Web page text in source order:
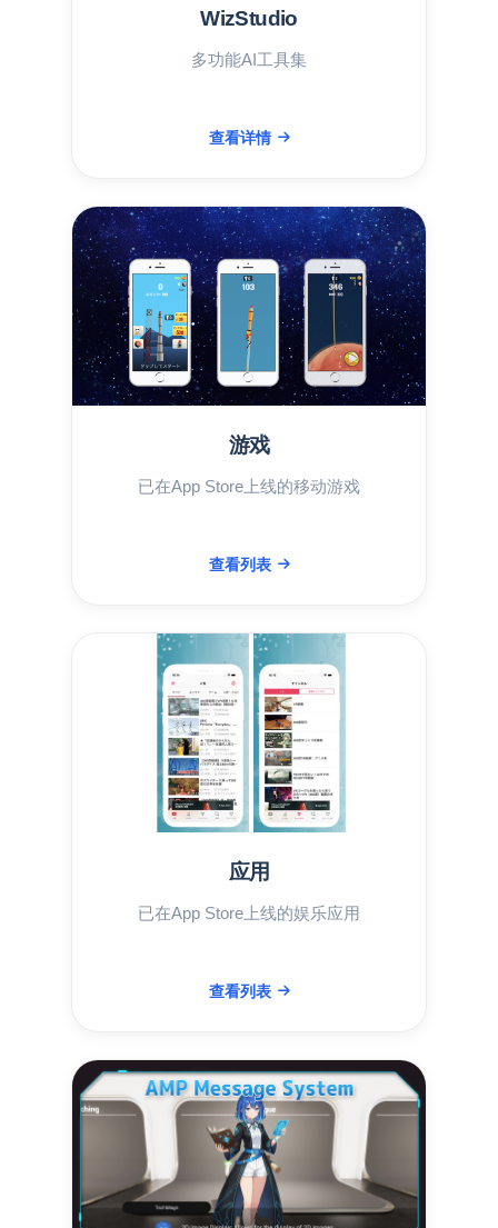
WizStudio
多功能AI工具集
查看详情
游戏
已在App Store上线的移动游戏
查看列表
应用
已在App Store上线的娱乐应用
查看列表